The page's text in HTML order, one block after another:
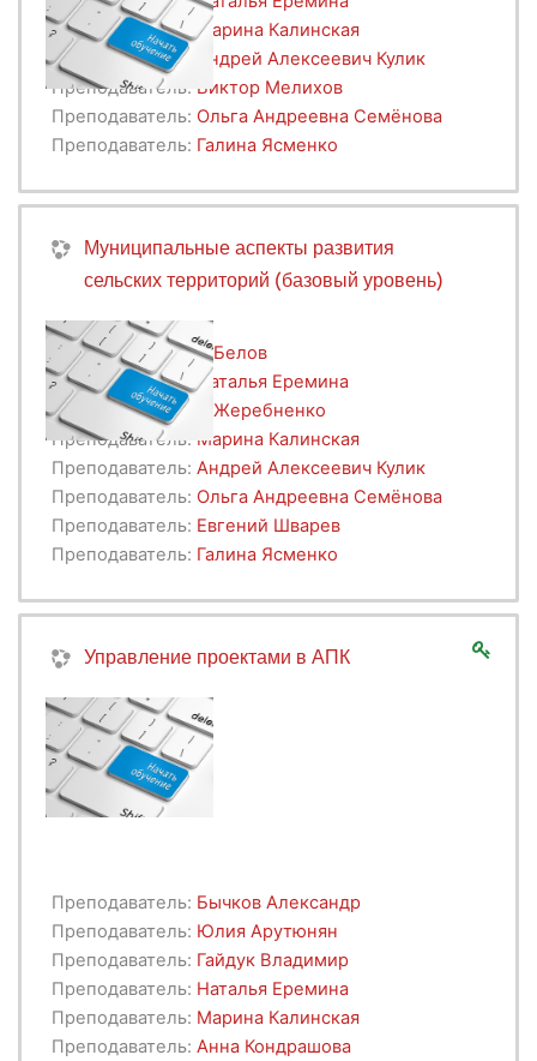
Преподаватель: Марина Калинская
Преподаватель:
Андрей Алексеевич Кулик
Преподаватель: Виктор Мелихов
Преподаватель: Ольга Андреевна Семёнова
Преподаватель: Галина Ясменко
Муниципальные аспекты развития
сельских территорий (базовый уровень)
Преподаватель:А Белов
Преподаватель: Наталья Еремина
Преподаватель:
А Жеребненко
Преподаватель: Марина Калинская
Преподаватель: Андрей Алексеевич Кулик
Преподаватель: Ольга Андреевна Семёнова
Преподаватель: Евгений Шварев
Преподаватель: Галина Ясменко
Управление проектами в АПК
Преподаватель: Бычков Александр
Преподаватель: Юлия Арутюнян
Преподаватель: Гайдук Владимир
Преподаватель: Наталья Еремина
Преподаватель: Марина Калинская
Преподаватель: Анна Кондрашова